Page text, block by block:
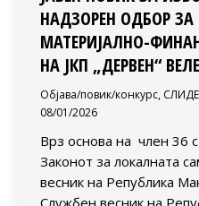
НАДЗОРЕН ОДБОР
МАТЕРИЈАЛНО-
НА ЈКП „ДЕРВЕН“
Објава/повик/конкурс,
08/01/2026
Врз основа на член 36
Законот за локалната
весник на Република
Службен весник на